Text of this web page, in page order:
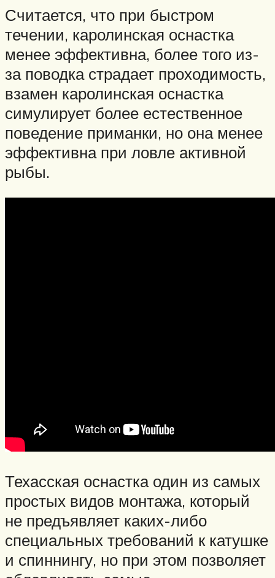
Считается, что при быстром
течении, каролинская оснастка
менее эффективна, более того из-
за поводка страдает проходимость,
взамен каролинская оснастка
симулирует более естественное
поведение приманки, но она менее
эффективна при ловле активной
рыбы.
Техасская оснастка один из самых
простых видов монтажа, который
не предъявляет каких-либо
специальных требований к катушке
и спиннингу, но при этом позволяет